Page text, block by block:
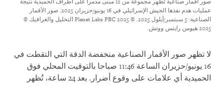
صور أقمار صناعية تُظهر مجموعة من 12 مبنى مدمرا على أطراف الحميدية نتيجة
عمليات هدم نفذها الجيش الإسرائيلي في 16 يونيو/حزيران 2025.
صور الأقمار
الصناعية: 5 سبتمبر/أيلول 2025. © 2025 Planet Labs PBC التحليل والغرافيك ©
2025 هيومن رايتس ووتش.
لا تظهر صور الأقمار الصناعية منخفضة الدقة التي التقطت في
16 يونيو/حزيران الساعة 11:46 صباحا بالتوقيت المحلي فوق
الحميدية أي علامات على وقوع أضرار. بعد 24 ساعة، تُظهر